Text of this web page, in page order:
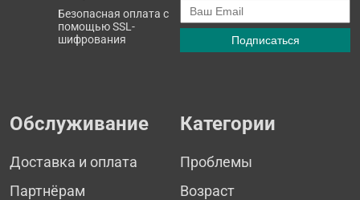
Безопасная оплата с
помощью SSL-
шифрования
Обслуживание
Доставка и оплата
Партнёрам
Категории
Проблемы
Возраст